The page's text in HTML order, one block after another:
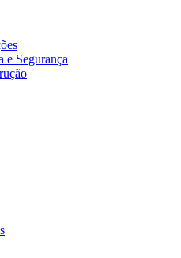
e Segurança